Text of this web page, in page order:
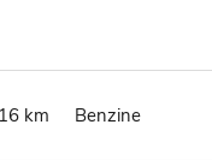
km Benzine